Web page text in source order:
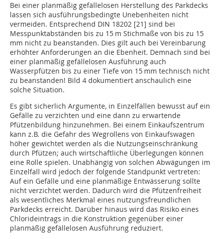
Bei einer planmäßig gefällelosen Herstellung des Parkdecks
lassen sich ausführungsbedingte Unebenheiten nicht
vermeiden. Entsprechend DIN 18202 [21] sind bei
Messpunktabständen bis zu 15 m Stichmaße von bis zu 15
mm nicht zu beanstanden. Dies gilt auch bei Vereinbarung
erhöhter Anforderun­gen an die Ebenheit. Demnach sind bei
einer planmäßig gefällelosen Ausführung auch
Wasserpfützen bis zu einer Tiefe von 15 mm technisch nicht
zu beanstanden! Bild 4 dokumentiert anschaulich eine
solche Situation.
Es gibt sicherlich Argumente, in Einzelfällen bewusst auf ein
Gefälle zu verzichten und eine dann zu erwartende
Pfützenbildung hinzunehmen. Bei einem Einkaufszentrum
kann z.B. die Gefahr des Wegrollens von Einkaufswagen
höher gewichtet werden als die Nutzungseinschränkung
durch Pfützen; auch wirt­schaftliche Überlegungen können
eine Rolle spielen. Unabhängig von solchen Abwägun­gen im
Einzelfall wird jedoch der folgende Standpunkt vertreten:
Auf ein Gefälle und eine planmäßige Entwässerung sollte
nicht verzichtet werden. Dadurch wird die Pfützenfreiheit
als wesentliches Merkmal eines nutzungsfreundlichen
Parkdecks erreicht. Darüber hinaus wird das Risiko eines
Chlorid­­eintrags in die Konstruktion gegenüber einer
planmäßig gefällelosen Ausführung reduziert.